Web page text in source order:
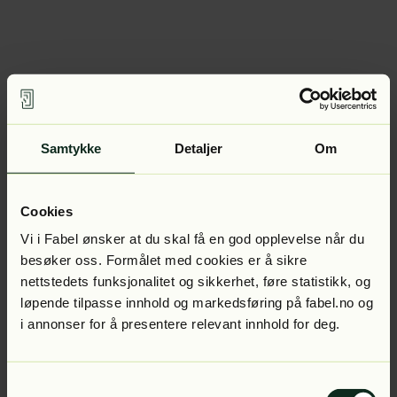
Samtykke Detaljer Om
Cookies
Vi i Fabel ønsker at du skal få en god opplevelse når du
besøker oss. Formålet med cookies er å sikre
nettstedets funksjonalitet og sikkerhet, føre statistikk, og
løpende tilpasse innhold og markedsføring på fabel.no og
i annonser for å presentere relevant innhold for deg.